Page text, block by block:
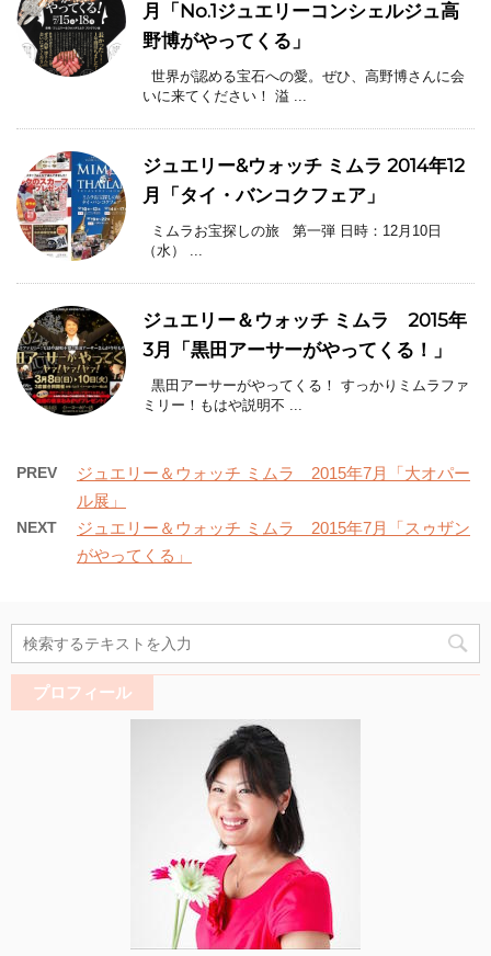
月「No.1ジュエリーコンシェルジュ高
野博がやってくる」
世界が認める宝石への愛。ぜひ、高野博さんに会
いに来てください！ 溢 ...
ジュエリー&ウォッチ ミムラ 2014年12
月「タイ・バンコクフェア」
ミムラお宝探しの旅 第一弾 日時：12月10日
（水） ...
ジュエリー＆ウォッチ ミムラ 2015年
3月「黒田アーサーがやってくる！」
黒田アーサーがやってくる！ すっかりミムラファ
ミリー！もはや説明不 ...
PREV
ジュエリー＆ウォッチ ミムラ 2015年7月「大オパー
ル展」
NEXT
ジュエリー＆ウォッチ ミムラ 2015年7月「スゥザン
がやってくる」
プロフィール